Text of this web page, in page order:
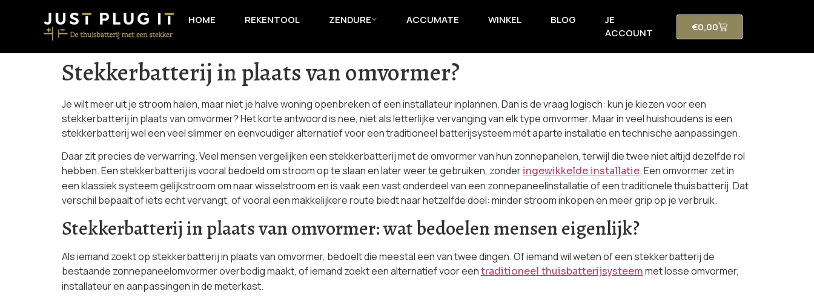
HOME REKENTOOL ZENDURE ACCUMATE WINKEL BLOG
JE
ACCOUNT
€0,00
Stekkerbatterij in plaats van omvormer?
Je wilt meer uit je stroom halen, maar niet je halve woning openbreken of een installateur inplannen. Dan is de vraag logisch: kun je kiezen voor een
stekkerbatterij in plaats van omvormer? Het korte antwoord is nee, niet als letterlijke vervanging van elk type omvormer. Maar in veel huishoudens is een
stekkerbatterij wel een veel slimmer en eenvoudiger alternatief voor een traditioneel batterijsysteem mét aparte installatie en technische aanpassingen.
Daar zit precies de verwarring. Veel mensen vergelijken een stekkerbatterij met de omvormer van hun zonnepanelen, terwijl die twee niet altijd dezelfde rol
hebben. Een stekkerbatterij is vooral bedoeld om stroom op te slaan en later weer te gebruiken, zonderingewikkelde installatie. Een omvormer zet in
een klassiek systeem gelijkstroom om naar wisselstroom en is vaak een vast onderdeel van een zonnepaneelinstallatie of een traditionele thuisbatterij. Dat
verschil bepaalt of iets echt vervangt, of vooral een makkelijkere route biedt naar hetzelfde doel: minder stroom inkopen en meer grip op je verbruik.
Stekkerbatterij in plaats van omvormer: wat bedoelen mensen eigenlijk?
Als iemand zoekt op stekkerbatterij in plaats van omvormer, bedoelt die meestal een van twee dingen. Of iemand wil weten of een stekkerbatterij de
bestaande zonnepaneelomvormer overbodig maakt, of iemand zoekt een alternatief voor eentraditioneel thuisbatterijsysteemmet losse omvormer,
installateur en aanpassingen in de meterkast.